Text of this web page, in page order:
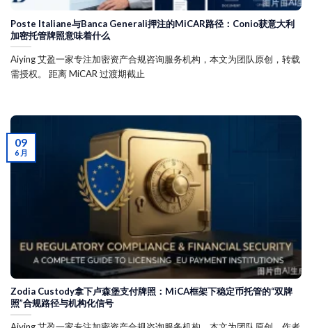
Poste Italiane与Banca Generali押注的MiCAR路径：Conio获意大利
加密托管牌照意味着什么
Aiying 艾盈一家专注加密资产合规咨询服务机构，本文为团队原创，转载
需授权。 距离 MiCAR 过渡期截止
Zodia Custody拿下卢森堡支付牌照：MiCA框架下稳定币托管的“双牌
照”合规路径与机构化信号
09
6 月